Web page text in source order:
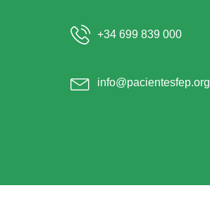
+34 699 839 000
info@pacientesfep.org